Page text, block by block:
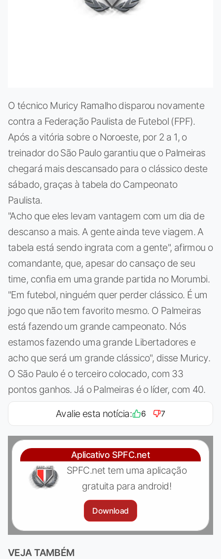
O técnico Muricy Ramalho disparou novamente
contra a Federação Paulista de Futebol (FPF).
Após a vitória sobre o Noroeste, por 2 a 1, o
treinador do São Paulo garantiu que o Palmeiras
chegará mais descansado para o clássico deste
sábado, graças à tabela do Campeonato
Paulista.
"Acho que eles levam vantagem com um dia de
descanso a mais. A gente ainda teve viagem. A
tabela está sendo ingrata com a gente", afirmou o
comandante, que, apesar do cansaço de seu
time, confia em uma grande partida no Morumbi.
"Em futebol, ninguém quer perder clássico. É um
jogo que não tem favorito mesmo. O Palmeiras
está fazendo um grande campeonato. Nós
estamos fazendo uma grande Libertadores e
acho que será um grande clássico", disse Muricy.
O São Paulo é o terceiro colocado, com 33
pontos ganhos. Já o Palmeiras é o líder, com 40.
Avalie esta notícia: 6 7
Aplicativo SPFC.net
SPFC.net tem uma aplicação
gratuita para android!
Download
VEJA TAMBÉM